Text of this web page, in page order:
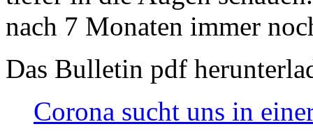
nach 7 Monaten immer
Das Bulletin pdf
Corona sucht uns in